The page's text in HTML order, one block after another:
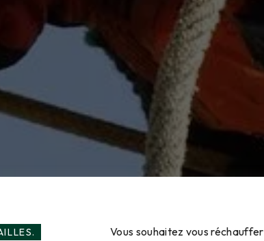
Vous souhaitez vous réchauffer